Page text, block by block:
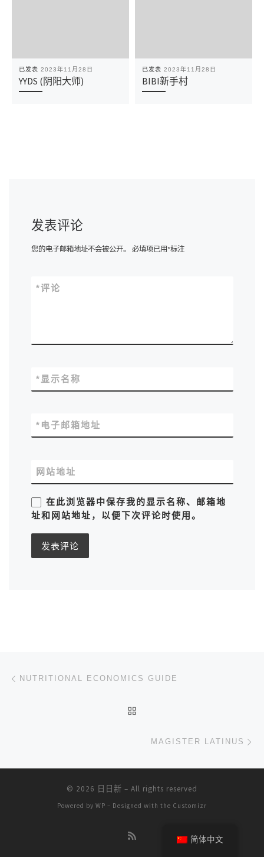
已发表 2023年11月28日
YYDS (阴阳大师)
已发表 2023年11月28日
BIBI新手村
发表评论
您的电子邮箱地址不会被公开。 必填项已用*标注
评论
*
显示名称
*
电子邮箱地址
*
网站地址
在此浏览器中保存我的显示名称、邮箱地
址和网站地址，以便下次评论时使用。
文章导航
NUTRITIONAL ECONOMICS GUIDE
MAGISTER LATINUS
© 2026 日日新 – All rights reserved
Powered by WP – Designed with the Customizr
简体中文